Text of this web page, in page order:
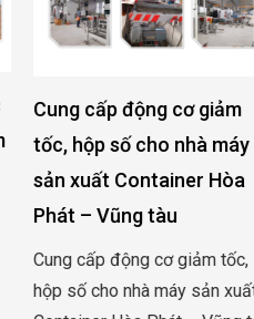
Cung cấp động cơ giảm
tốc, hộp số cho nhà máy
sản xuất Container Hòa
Phát – Vũng tàu
Cung cấp động cơ giảm tốc,
hộp số cho nhà máy sản xuất